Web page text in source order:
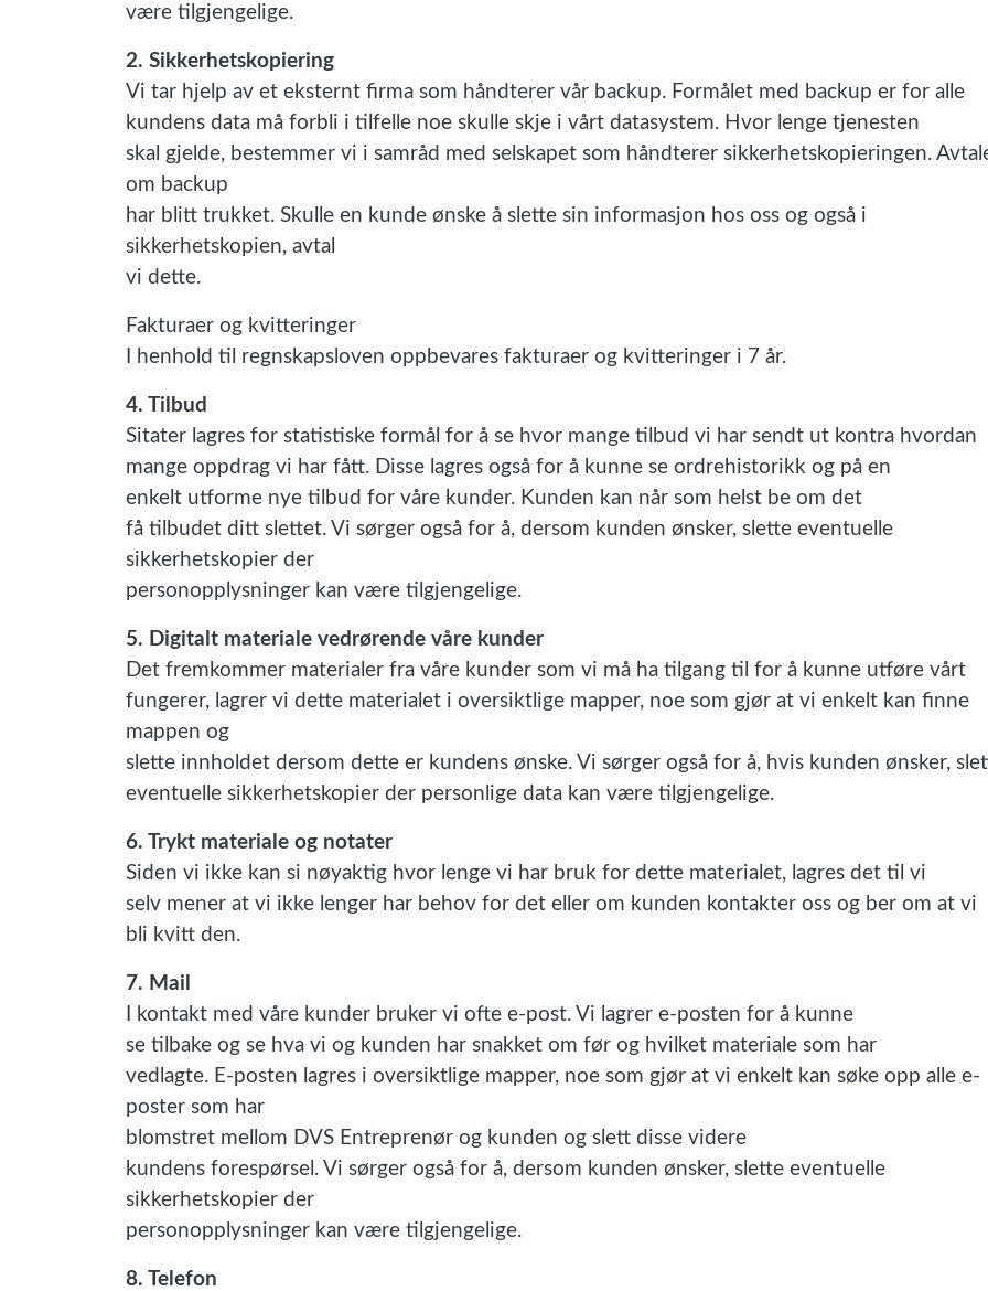
være tilgjengelige.
2. Sikkerhetskopiering
Vi tar hjelp av et eksternt firma som håndterer vår backup. Formålet med backup er for alle
kundens data må forbli i tilfelle noe skulle skje i vårt datasystem. Hvor lenge tjenesten
skal gjelde, bestemmer vi i samråd med selskapet som håndterer sikkerhetskopieringen.
om backup
har blitt trukket. Skulle en kunde ønske å slette sin informasjon hos oss og også i
sikkerhetskopien, avtal
vi dette.
Fakturaer og kvitteringer
I henhold til regnskapsloven oppbevares fakturaer og kvitteringer i 7 år.
4. Tilbud
Sitater lagres for statistiske formål for å se hvor mange tilbud vi har sendt ut kontra hvordan
mange oppdrag vi har fått. Disse lagres også for å kunne se ordrehistorikk og på en
enkelt utforme nye tilbud for våre kunder. Kunden kan når som helst be om det
få tilbudet ditt slettet. Vi sørger også for å, dersom kunden ønsker, slette eventuelle
sikkerhetskopier der
personopplysninger kan være tilgjengelige.
5. Digitalt materiale vedrørende våre kunder
Det fremkommer materialer fra våre kunder som vi må ha tilgang til for å kunne utføre vårt
fungerer, lagrer vi dette materialet i oversiktlige mapper, noe som gjør at vi enkelt kan finne
mappen og
slette innholdet dersom dette er kundens ønske. Vi sørger også for å, hvis kunden ønsker,
eventuelle sikkerhetskopier der personlige data kan være tilgjengelige.
6. Trykt materiale og notater
Siden vi ikke kan si nøyaktig hvor lenge vi har bruk for dette materialet, lagres det til vi
selv mener at vi ikke lenger har behov for det eller om kunden kontakter oss og ber om at vi
bli kvitt den.
7. Mail
I kontakt med våre kunder bruker vi ofte e-post. Vi lagrer e-posten for å kunne
se tilbake og se hva vi og kunden har snakket om før og hvilket materiale som har
vedlagte. E-posten lagres i oversiktlige mapper, noe som gjør at vi enkelt kan søke opp alle e-
poster som har
blomstret mellom DVS Entreprenør og kunden og slett disse videre
kundens forespørsel. Vi sørger også for å, dersom kunden ønsker, slette eventuelle
sikkerhetskopier der
personopplysninger kan være tilgjengelige.
8. Telefon